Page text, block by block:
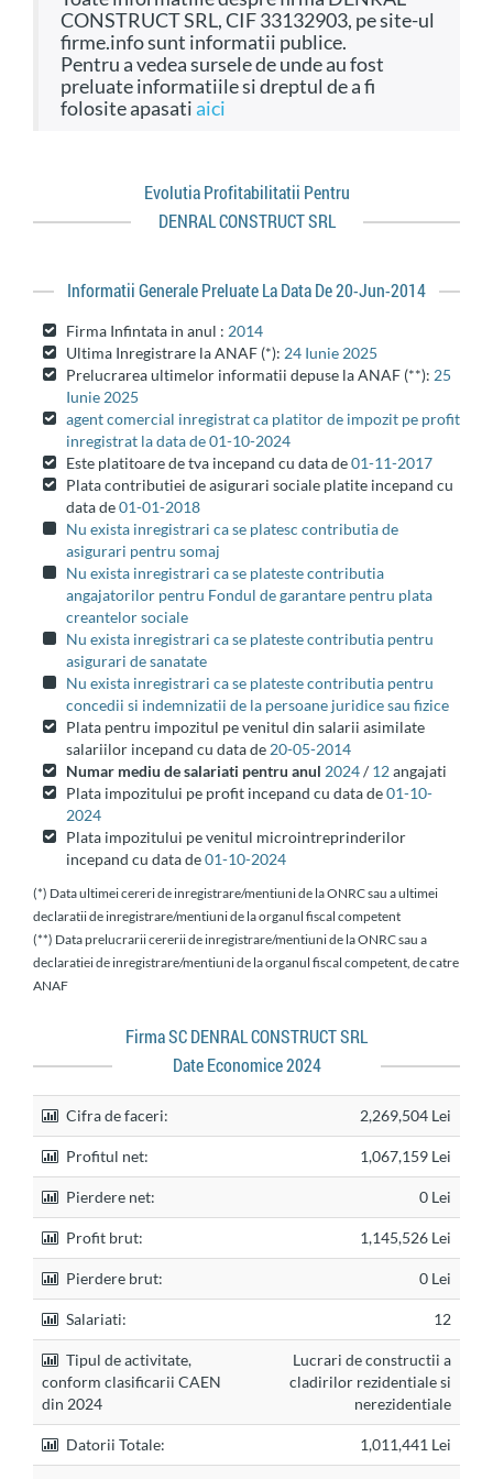
CONSTRUCT SRL, CIF 33132903, pe site-ul
firme.info sunt informatii publice.
Pentru a vedea sursele de unde au fost
preluate informatiile si dreptul de a fi
folosite apasatiaici
Evolutia Profitabilitatii Pentru
DENRAL CONSTRUCT SRL
Informatii Generale Preluate La Data De 20-Jun-2014
Firma Infintata in anul : 2014
Ultima Inregistrare la ANAF (*): 24 Iunie 2025
Prelucrarea ultimelor informatii depuse la ANAF (**): 25
Iunie 2025
agent comercial inregistrat ca platitor de impozit pe profit
inregistrat la data de 01-10-2024
Este platitoare de tva incepand cu data de01-11-2017
Plata contributiei de asigurari sociale platite incepand cu
data de01-01-2018
Nu exista inregistrari ca se platesc contributia de
asigurari pentru somaj
Nu exista inregistrari ca se plateste contributia
angajatorilor pentru Fondul de garantare pentru plata
creantelor sociale
Nu exista inregistrari ca se plateste contributia pentru
asigurari de sanatate
Nu exista inregistrari ca se plateste contributia pentru
concedii si indemnizatii de la persoane juridice sau fizice
Plata pentru impozitul pe venitul din salarii asimilate
salariilor incepand cu data de 20-05-2014
Numar mediu de salariati pentru anul 2024/12angajati
Plata impozitului pe profit incepand cu data de01-10-
2024
Plata impozitului pe venitul microintreprinderilor
incepand cu data de01-10-2024
(*) Data ultimei cereri de inregistrare/mentiuni de la ONRC sau a ultimei
declaratii de inregistrare/mentiuni de la organul fiscal competent
(**) Data prelucrarii cererii de inregistrare/mentiuni de la ONRC sau a
declaratiei de inregistrare/mentiuni de la organul fiscal competent, de catre
ANAF
Firma SC DENRAL CONSTRUCT SRL
Date Economice 2024
Cifra de faceri: 2,269,504 Lei
Profitul net: 1,067,159 Lei
Pierdere net: 0 Lei
Profit brut: 1,145,526 Lei
Pierdere brut: 0 Lei
Salariati: 12
Tipul de activitate,
conform clasificarii CAEN
din 2024
Lucrari de constructii a
cladirilor rezidentiale si
nerezidentiale
Datorii Totale: 1,011,441 Lei